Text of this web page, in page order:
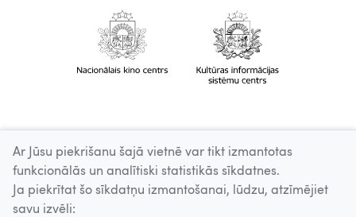
Ar Jūsu piekrišanu šajā vietnē var tikt izmantotas
funkcionālās un analītiski statistikās sīkdatnes.
Ja piekrītat šo sīkdatņu izmantošanai, lūdzu, atzīmējiet
savu izvēli: